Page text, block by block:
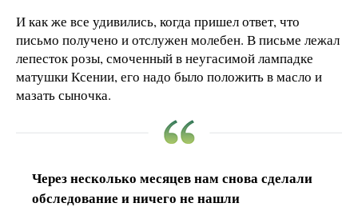
И как же все удивились, когда пришел ответ, что
письмо получено и отслужен молебен. В письме лежал
лепесток розы, смоченный в неугасимой лампадке
матушки Ксении, его надо было положить в масло и
мазать сыночка.
Через несколько месяцев нам снова сделали
обследование и ничего не нашли